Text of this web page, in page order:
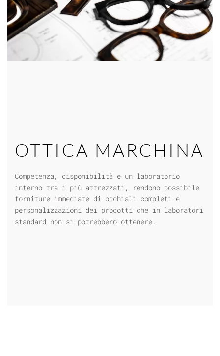
OTTICA MARCHINA
Competenza, disponibilità e un laboratorio
interno tra i più attrezzati, rendono possibile
forniture immediate di occhiali completi
e
personalizzazioni dei prodotti che in laboratori
standard non si potrebbero ottenere.